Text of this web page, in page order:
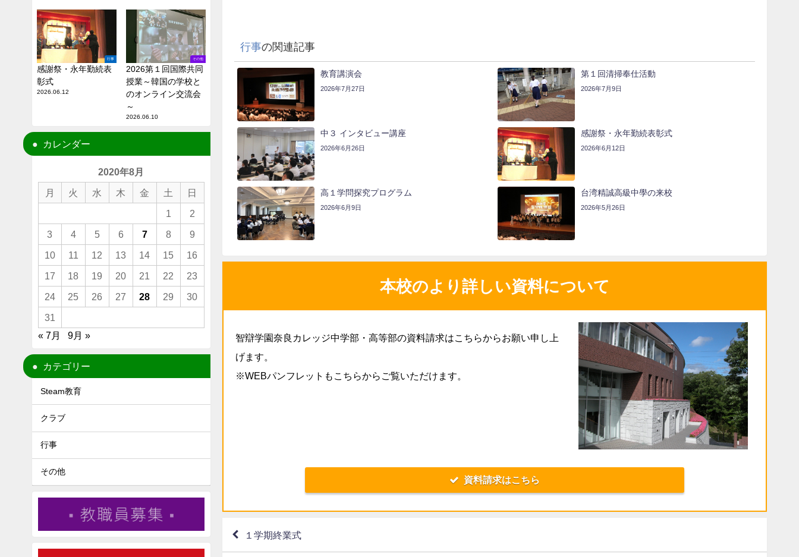
行事の関連記事
教育講演会
2026年7月27日
第１回清掃奉仕活動
2026年7月9日
中３ インタビュー講座
2026年6月26日
感謝祭・永年勤続表彰式
2026年6月12日
高１学問探究プログラム
2026年6月9日
台湾精誠高級中學の来校
2026年5月26日
本校のより詳しい資料について
智辯学園奈良カレッジ中学部・高等部の資料請求はこちらからお願い申し上
げます。
※WEBパンフレットもこちらからご覧いただけます。
資料請求はこちら
１学期終業式
行事
感謝祭・永年勤続表
彰式
2026.06.12
その他
2026第１回国際共同
授業～韓国の学校と
のオンライン交流会
～
2026.06.10
カレンダー
2020年8月
月 火 水 木 金 土 日
1 2
3 4 5 6 7 8 9
10 11 12 13 14 15 16
17 18 19 20 21 22 23
24 25 26 27 28 29 30
31
« 7月
9月 »
カテゴリー
Steam教育
クラブ
行事
その他